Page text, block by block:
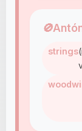
🚫
strings